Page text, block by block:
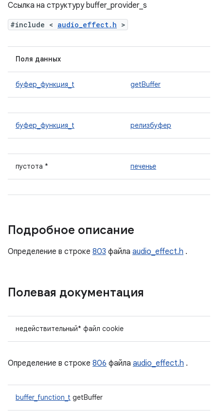
Ссылка на структуру buffer_provider_s
#include < audio_effect.h >
Поля данных
буфер_функция_t getBuffer
буфер_функция_t релизбуфер
пустота * печенье
Подробное описание
Определение в строке 803 файла audio_effect.h .
Полевая документация
недействительный* файл cookie
Определение в строке 806 файла audio_effect.h .
buffer_function_t getBuffer